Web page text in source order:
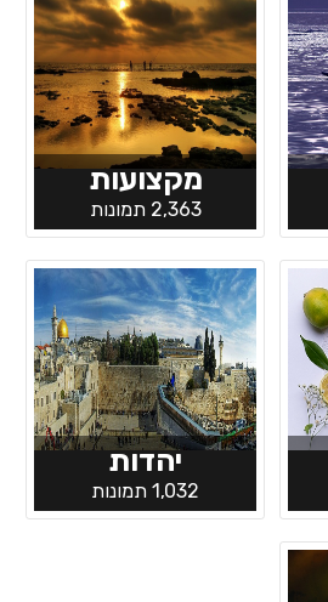
מקצועות
2,363 תמונות
יהדות
1,032 תמונות